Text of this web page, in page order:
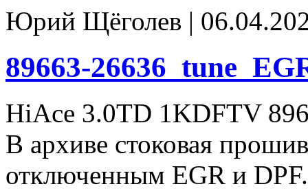
Stage1(EGR_off)_noCHK
Юрий Щёголев |
89663-
HiAce 3.0TD 1KDFTV
В архиве стоковая
отключенным EGR и DPF.